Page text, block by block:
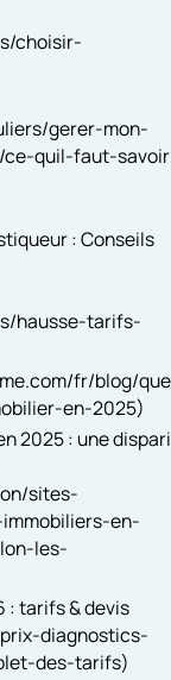
choisir-
gerer-mon-
ce-quil-faut-
: Conseils
hausse-tarifs-
fr/blog/
en-2025)
2025 : une
sites-
en-
les-
: tarifs & devis
diagnostics-
des-tarifs)